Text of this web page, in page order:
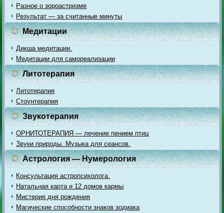
Разное о зороастризме
Результат — за считанные минуты
Медитации
Дикша медитации.
Медитации для самореализации
Литотерапия
Литотерапия
Стоунтерапия
Звукотерапия
ОРНИТОТЕРАПИЯ — лечение пением птиц
Звуки природы. Музыка для сеансов.
Астрология — Нумерология
Консультация астропсихолога.
Натальная карта и 12 домов кармы
Мистерия дня рождения
Магические способности знаков зодиака